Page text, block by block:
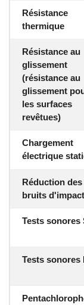
Résistance
thermique
Résistance au
glissement
(résistance au
glissement
les surfaces
revêtues)
Chargement
électrique
Réduction des
bruits d'impact
Tests sonores
Tests sonores